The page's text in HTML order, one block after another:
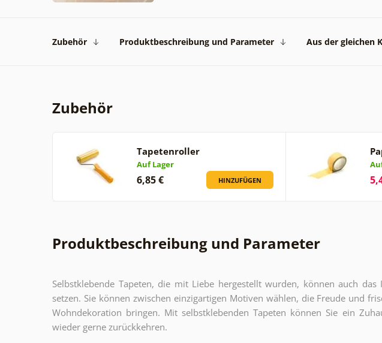
Zubehör Produktbeschreibung und Parameter Aus der gleichen
Zubehör
Tapetenroller
Auf Lager
6,85 € HINZUFÜGEN
Produktbeschreibung und Parameter
Selbstklebende Tapeten, die mit Liebe hergestellt wurden, können auch das
setzen. Sie können zwischen einzigartigen Motiven wählen, die Freude und
Wohndekoration bringen. Mit selbstklebenden Tapeten können Sie ein
wieder gerne zurückkehren.